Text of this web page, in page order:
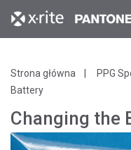
Strona główna PPG
Battery
Changing the